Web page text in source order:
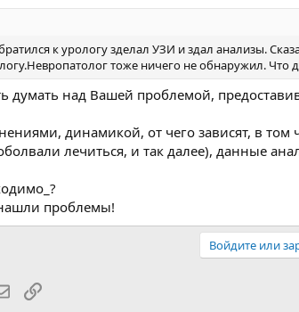
к урологу зделал УЗИ и здал анализы.
тоже ничего не обнаружил. Что
думать над Вашей проблемой,
динамикой, от чего зависят, в том
лечиться, и так далее), данные
проблемы!
Войдите или
Электронная почта
Ссылка